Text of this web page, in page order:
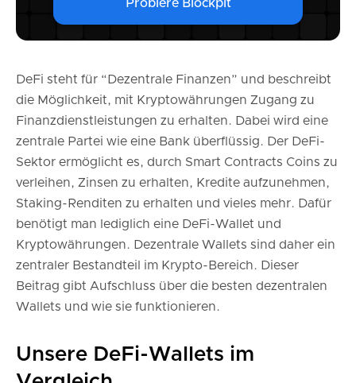
FAQ
Probiere Blockpit
DeFi steht für “Dezentrale Finanzen” und beschreibt
die Möglichkeit, mit Kryptowährungen Zugang zu
Finanzdienstleistungen zu erhalten. Dabei wird eine
zentrale Partei wie eine Bank überflüssig. Der DeFi-
Sektor ermöglicht es, durch Smart Contracts Coins zu
verleihen, Zinsen zu erhalten, Kredite aufzunehmen,
Staking-Renditen zu erhalten und vieles mehr. Dafür
benötigt man lediglich eine DeFi-Wallet und
Kryptowährungen. Dezentrale Wallets sind daher ein
zentraler Bestandteil im Krypto-Bereich. Dieser
Beitrag gibt Aufschluss über die besten dezentralen
Wallets und wie sie funktionieren.
Unsere DeFi-Wallets im